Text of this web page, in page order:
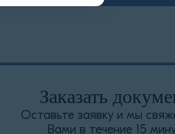
Заказать
Оставьте заявку и мы
Вами в течение 15